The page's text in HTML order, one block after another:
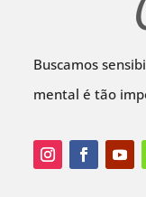
Buscamos
mental é tão